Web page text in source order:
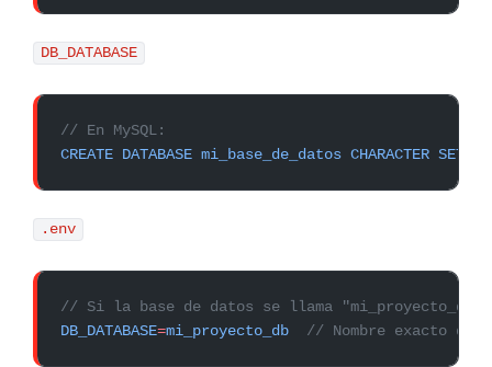
DB_DATABASE
// En MySQL:
CREATE DATABASE mi_base_de_datos CHARACTER SET
.env
// Si la base de datos se llama
DB_DATABASE=mi_proyecto_db
// Nombre exacto de